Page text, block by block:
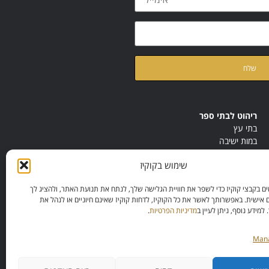
שימוש בקוקיז
בקבצי קוקיז כדי לשפר את חוויית הגלישה שלך, לנתח את תנועת האתר, ולהציג לך
אישית. באפשרותך לאשר את כל הקוקיז, לדחות קוקיז שאינם חיוניים או לנהל את
נוסף, ניתן לעיין במדיניות הפרטיות.
ריהוט לבתי ספר
בתי עץ
במות ישיבה